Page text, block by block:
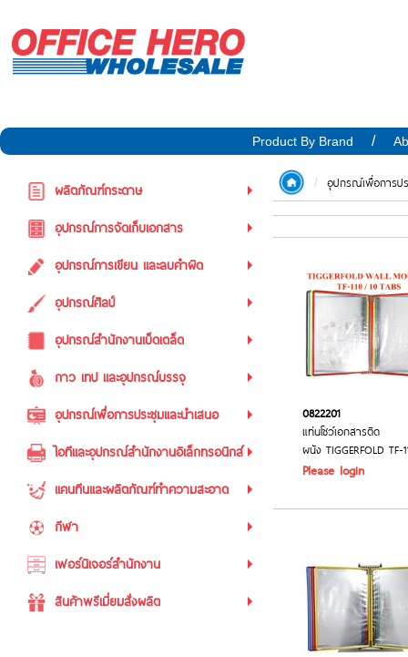
Product By Brand
ผลิตภัณฑ์กระดาษ
อุปกรณ์การจัดเก็บเอกสาร
อุปกรณ์การเขียน และลบคำผิด
อุปกรณ์ศิลป์
อุปกรณ์สำนักงานเบ็ดเตล็ด
กาว เทป และอุปกรณ์บรรจุ
อุปกรณ์เพื่อการประชุมและนำเสนอ
ไอทีและอุปกรณ์สำนักงานอิเล็กทรอนิกส์
แคนทีนและผลิตภัณฑ์ทำความสะอาด
กีฬา
เฟอร์นิเจอร์สำนักงาน
สินค้าพรีเมี่ยมสั่งผลิต
อุปกรณ์เพื่อการปร
0822201
แท่นโชว์เอกสารติด
ผนัง TIGGERFOLD TF-
Please login